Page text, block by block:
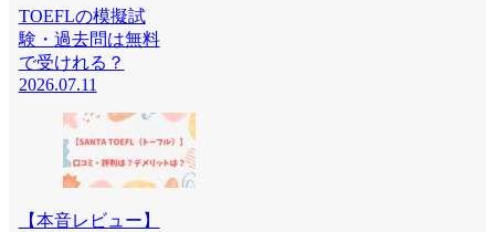
TOEFLの模擬試
験・過去問は無料
で受けれる？
2026.07.11
【本音レビュー】